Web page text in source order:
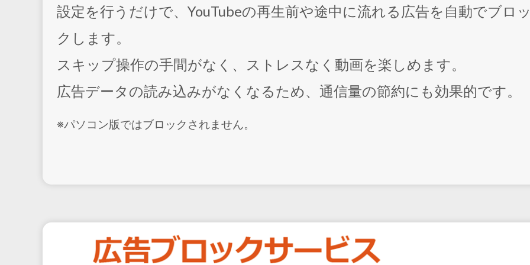
設定を行うだけで、YouTubeの再生前や途中に流れる広告を自動でブロ
クします。
スキップ操作の手間がなく、ストレスなく動画を楽しめます。
広告データの読み込みがなくなるため、通信量の節約にも効果的です。
※パソコン版ではブロックされません。